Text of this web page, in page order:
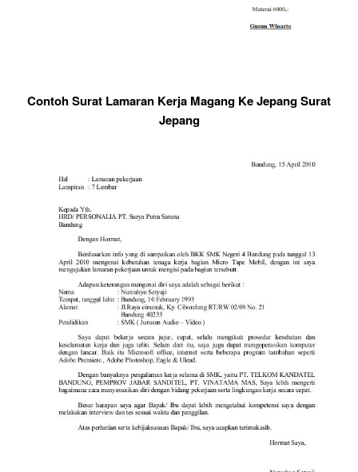
Contoh Surat Lamaran Kerja Magang Ke Jepang Surat
Jepang